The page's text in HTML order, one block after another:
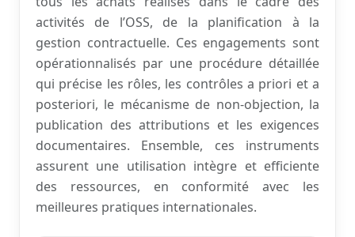
activités de l’OSS, de la planification à la
gestion contractuelle. Ces engagements sont
opérationnalisés par une procédure détaillée
qui précise les rôles, les contrôles a priori et a
posteriori, le mécanisme de non-objection, la
publication des attributions et les exigences
documentaires. Ensemble, ces instruments
assurent une utilisation intègre et efficiente
des ressources, en conformité avec les
meilleures pratiques internationales.